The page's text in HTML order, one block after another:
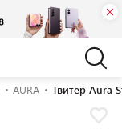
AURA Твитер Aura